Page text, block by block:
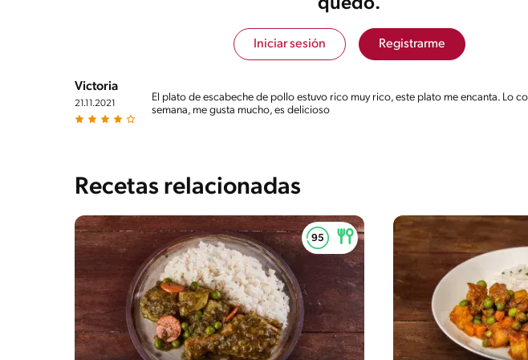
Este menú está cerca de ser muy balanceado y proporciona una buena variedad de
484g / 24%
2g / 0%
Sodio
Salt
2.1g / %
Iniciar sesión Registrarme
Victoria
21.11.2021
El plato de escabeche de pollo estuvo rico muy rico, este plato me encanta. Lo
semana, me gusta mucho, es delicioso
Recetas relacionadas